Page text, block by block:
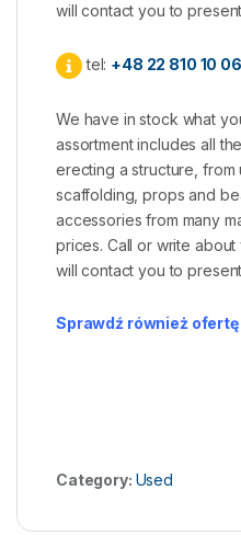
will contact you to
tel: +48 22 810 10 06
We have in stock what
assortment includes all
erecting a structure, from
scaffolding, props and
accessories from many
prices. Call or write
will contact you to
Sprawdź również
Category: Used